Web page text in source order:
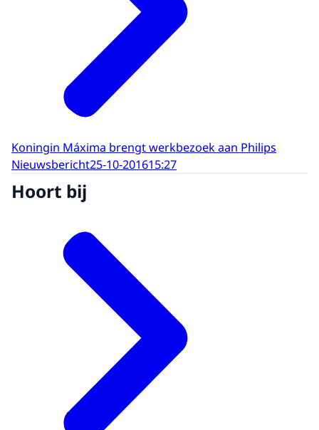
Koningin Máxima brengt werkbezoek aan Philips
Nieuwsbericht25-10-201615:27
Hoort bij